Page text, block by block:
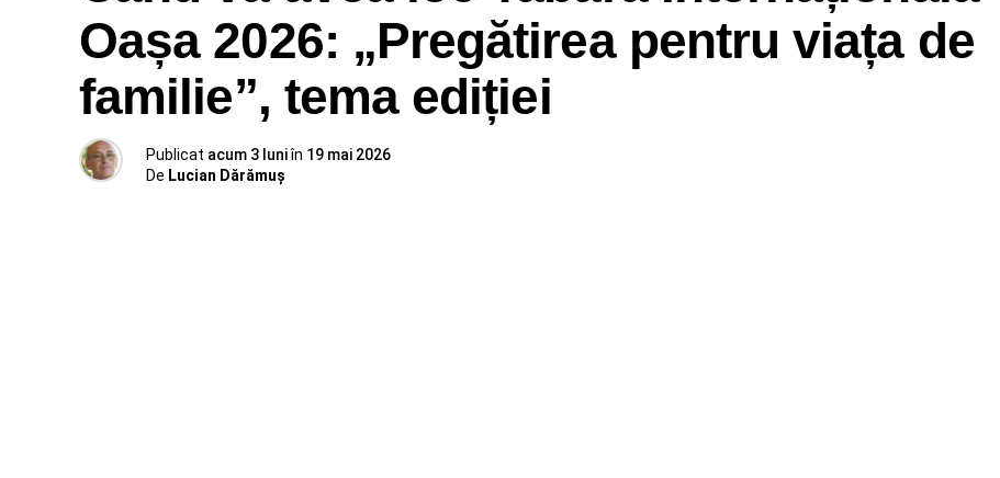
Oașa 2026: „Pregătirea pentru viața de
familie”, tema ediției
Publicat acum 3 luniîn 19 mai 2026
De Lucian Dărămuș